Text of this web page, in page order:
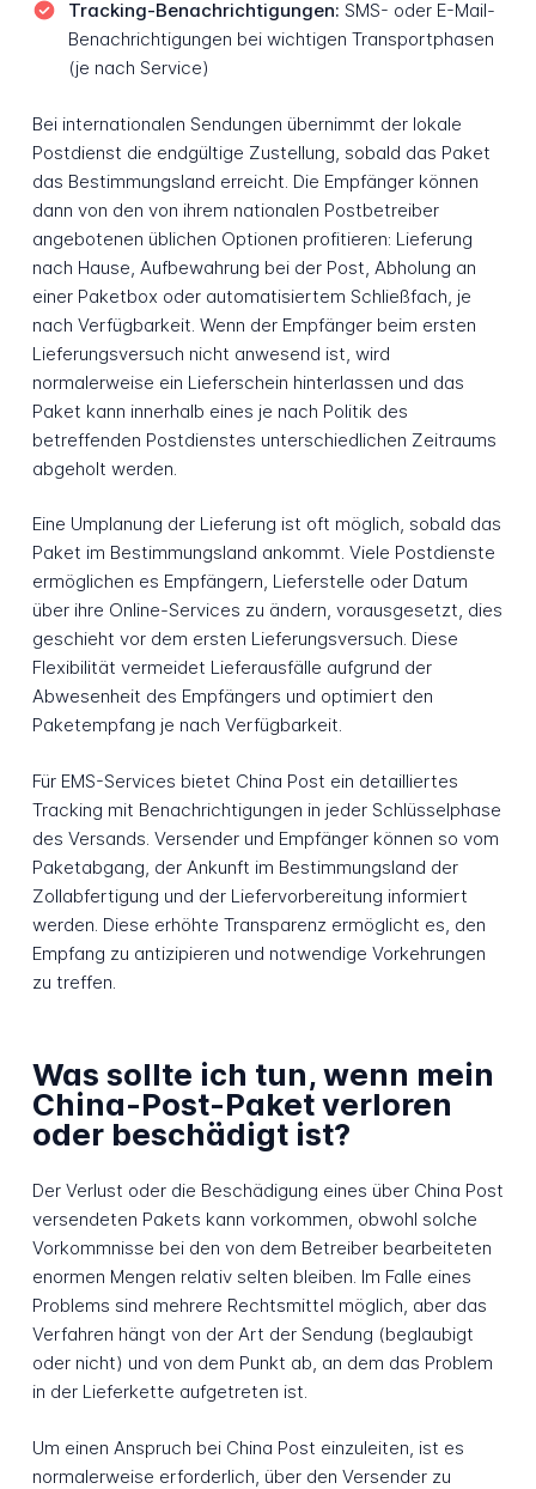
Tracking-Benachrichtigungen: SMS- oder E-Mail-
Benachrichtigungen bei wichtigen Transportphasen
(je nach Service)
Bei internationalen Sendungen übernimmt der lokale
Postdienst die endgültige Zustellung, sobald das Paket
das Bestimmungsland erreicht. Die Empfänger können
dann von den von ihrem nationalen Postbetreiber
angebotenen üblichen Optionen profitieren: Lieferung
nach Hause, Aufbewahrung bei der Post, Abholung an
einer Paketbox oder automatisiertem Schließfach, je
nach Verfügbarkeit. Wenn der Empfänger beim ersten
Lieferungsversuch nicht anwesend ist, wird
normalerweise ein Lieferschein hinterlassen und das
Paket kann innerhalb eines je nach Politik des
betreffenden Postdienstes unterschiedlichen Zeitraums
abgeholt werden.
Eine Umplanung der Lieferung ist oft möglich, sobald das
Paket im Bestimmungsland ankommt. Viele Postdienste
ermöglichen es Empfängern, Lieferstelle oder Datum
über ihre Online-Services zu ändern, vorausgesetzt, dies
geschieht vor dem ersten Lieferungsversuch. Diese
Flexibilität vermeidet Lieferausfälle aufgrund der
Abwesenheit des Empfängers und optimiert den
Paketempfang je nach Verfügbarkeit.
Für EMS-Services bietet China Post ein detailliertes
Tracking mit Benachrichtigungen in jeder Schlüsselphase
des Versands. Versender und Empfänger können so vom
Paketabgang, der Ankunft im Bestimmungsland der
Zollabfertigung und der Liefervorbereitung informiert
werden. Diese erhöhte Transparenz ermöglicht es, den
Empfang zu antizipieren und notwendige Vorkehrungen
zu treffen.
Was sollte ich tun, wenn mein
China-Post-Paket verloren
oder beschädigt ist?
Der Verlust oder die Beschädigung eines über China Post
versendeten Pakets kann vorkommen, obwohl solche
Vorkommnisse bei den von dem Betreiber bearbeiteten
enormen Mengen relativ selten bleiben. Im Falle eines
Problems sind mehrere Rechtsmittel möglich, aber das
Verfahren hängt von der Art der Sendung (beglaubigt
oder nicht) und von dem Punkt ab, an dem das Problem
in der Lieferkette aufgetreten ist.
Um einen Anspruch bei China Post einzuleiten, ist es
normalerweise erforderlich, über den Versender zu